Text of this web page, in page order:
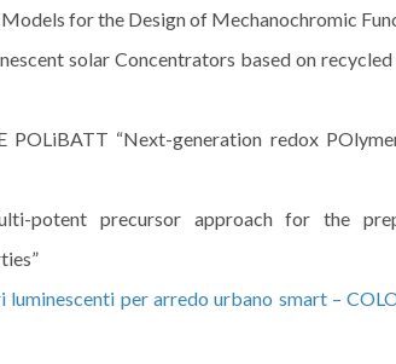
for the Design of Mechanochromic
solar Concentrators based on
POLiBATT “Next-generation redox
potent precursor approach for the
per arredo urbano smart –